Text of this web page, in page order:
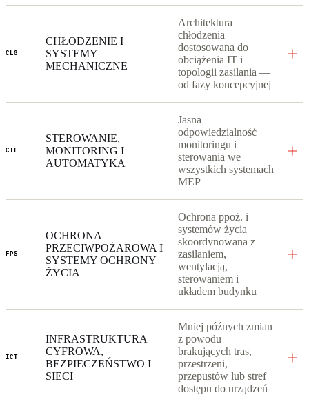
CLG
CHŁODZENIE I
SYSTEMY
MECHANICZNE
Architektura
chłodzenia
dostosowana do
obciążenia IT i
topologii zasilania —
od fazy koncepcyjnej
CTL
STEROWANIE,
MONITORING I
AUTOMATYKA
Jasna
odpowiedzialność
monitoringu i
sterowania we
wszystkich systemach
MEP
FPS
OCHRONA
PRZECIWPOŻAROWA I
SYSTEMY OCHRONY
ŻYCIA
Ochrona ppoż. i
systemów życia
skoordynowana z
zasilaniem,
wentylacją,
sterowaniem i
układem budynku
ICT
INFRASTRUKTURA
CYFROWA,
BEZPIECZEŃSTWO I
SIECI
Mniej późnych zmian
z powodu
brakujących tras,
przestrzeni,
przepustów lub stref
dostępu do urządzeń